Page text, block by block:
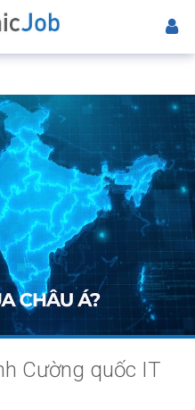
Cường quốc IT